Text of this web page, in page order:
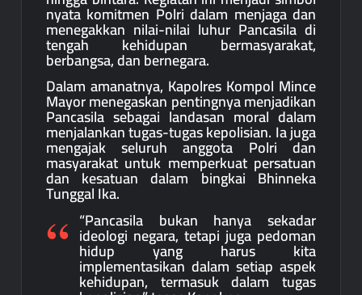
nyata komitmen Polri dalam menjaga dan
menegakkan nilai-nilai luhur Pancasila di
tengah kehidupan bermasyarakat,
berbangsa, dan bernegara.
Dalam amanatnya, Kapolres Kompol Mince
Mayor menegaskan pentingnya menjadikan
Pancasila sebagai landasan moral dalam
menjalankan tugas-tugas kepolisian. Ia juga
mengajak seluruh anggota Polri dan
masyarakat untuk memperkuat persatuan
dan kesatuan dalam bingkai Bhinneka
Tunggal Ika.
“Pancasila bukan hanya sekadar
ideologi negara, tetapi juga pedoman
hidup yang harus kita
implementasikan dalam setiap aspek
kehidupan, termasuk dalam tugas